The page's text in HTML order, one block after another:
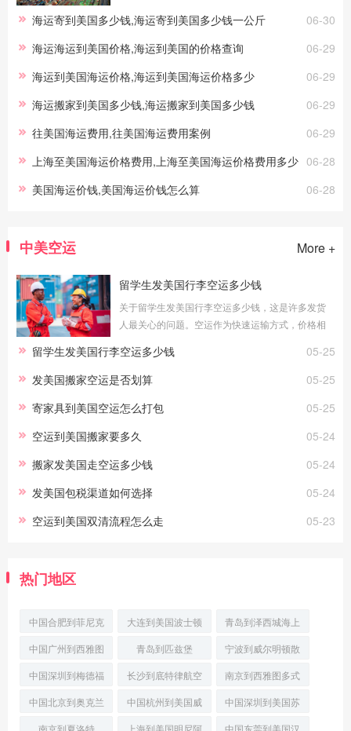
钱一公斤海运寄到美国多少钱海运是
06-30
海运寄到美国多少钱,海运寄到美国多少钱一公斤
06-29
海运海运到美国价格,海运到美国的价格查询
06-29
海运到美国海运价格,海运到美国海运价格多少
06-29
海运搬家到美国多少钱,海运搬家到美国多少钱
06-29
往美国海运费用,往美国海运费用案例
06-28
上海至美国海运价格费用,上海至美国海运价格费用多少
06-28
美国海运价钱,美国海运价钱怎么算
中美空运 More +
留学生发美国行李空运多少钱
关于留学生发美国行李空运多少钱，这是许多发货
人最关心的问题。空运作为快速运输方式，价格相
学生发美国行李空运多少钱的相关知识
05-25
留学生发美国行李空运多少钱
05-25
发美国搬家空运是否划算
05-25
寄家具到美国空运怎么打包
05-24
空运到美国搬家要多久
05-24
搬家发美国走空运多少钱
05-24
发美国包税渠道如何选择
05-23
空运到美国双清流程怎么走
热门地区
中国合肥到菲尼克
斯(Phoenix)经济
大连到美国波士顿
国际空运
青岛到泽西城海上
运输
中国广州到西雅图
空运派送
青岛到匹兹堡
(Pittsburgh)门到
宁波到威尔明顿散
货船运输
中国深圳到梅德福
普货空运
长沙到底特律航空
快递
南京到西雅图多式
联运
中国北京到奥克兰
门到门空运
中国杭州到美国威
尔明顿(Wilmingt
中国深圳到美国苏
福尔斯(SiouxFal
南京到夏洛特 上海到美国明尼阿 中国东莞到美国汉